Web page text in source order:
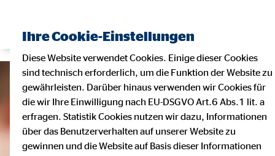
Ihre Cookie-Einstellungen
Diese Website verwendet Cookies. Einige dieser Cookies
sind technisch erforderlich, um die Funktion der Website zu
gewährleisten. Darüber hinaus verwenden wir Cookies für
die wir Ihre Einwilligung nach EU-DSGVO Art.6 Abs.1 lit. a
erfragen. Statistik Cookies nutzen wir dazu, Informationen
über das Benutzerverhalten auf unserer Website zu
gewinnen und die Website auf Basis dieser Informationen